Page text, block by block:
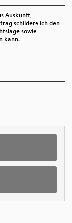
Auskunft,
schildere ich den
sowie
kann.